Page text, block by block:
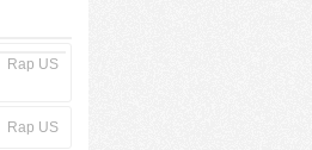
Rap US
Rap US